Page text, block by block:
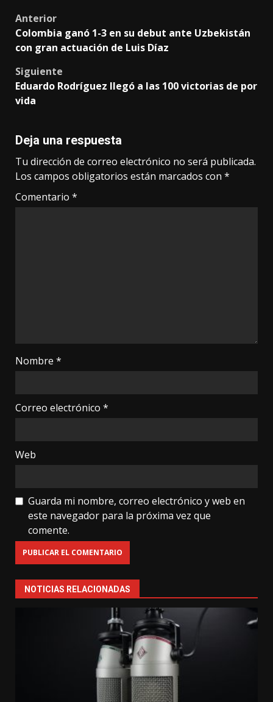
Post
navigation
Anterior
Colombia ganó 1-3 en su debut ante Uzbekistán
con gran actuación de Luis Díaz
Siguiente
Eduardo Rodríguez llegó a las 100 victorias de por
vida
Deja una respuesta
Tu dirección de correo electrónico no será publicada.
Los campos obligatorios están marcados con *
Comentario *
Nombre *
Correo electrónico *
Web
Guarda mi nombre, correo electrónico y web en
este navegador para la próxima vez que
comente.
NOTICIAS RELACIONADAS